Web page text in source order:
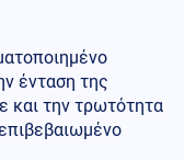
ένταση της
και την τρωτότητα